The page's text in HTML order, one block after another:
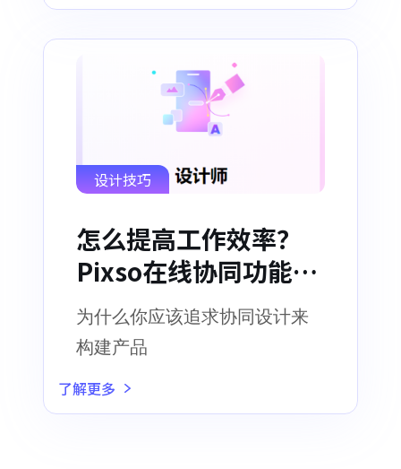
设计技巧
怎么提高工作效率？
Pixso在线协同功能来
帮你
为什么你应该追求协同设计来
构建产品
了解更多